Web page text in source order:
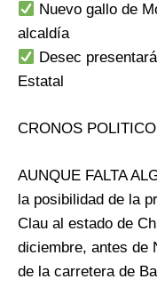
Nuevo gallo de
alcaldía
Desec
Estatal
CRONOS POLITICO
AUNQUE FALTA
la posibilidad de la
Clau al estado de
diciembre, antes de
de la carretera de